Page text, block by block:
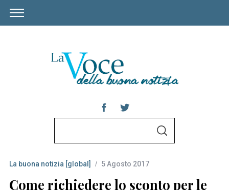
r
c
S
La buona notizia [global] 5 Agosto 2017
Come richiedere lo sconto per le